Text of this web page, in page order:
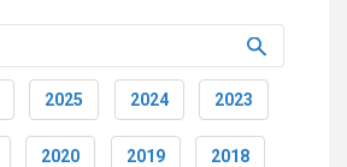
2025 2024 2023
2020 2019 2018